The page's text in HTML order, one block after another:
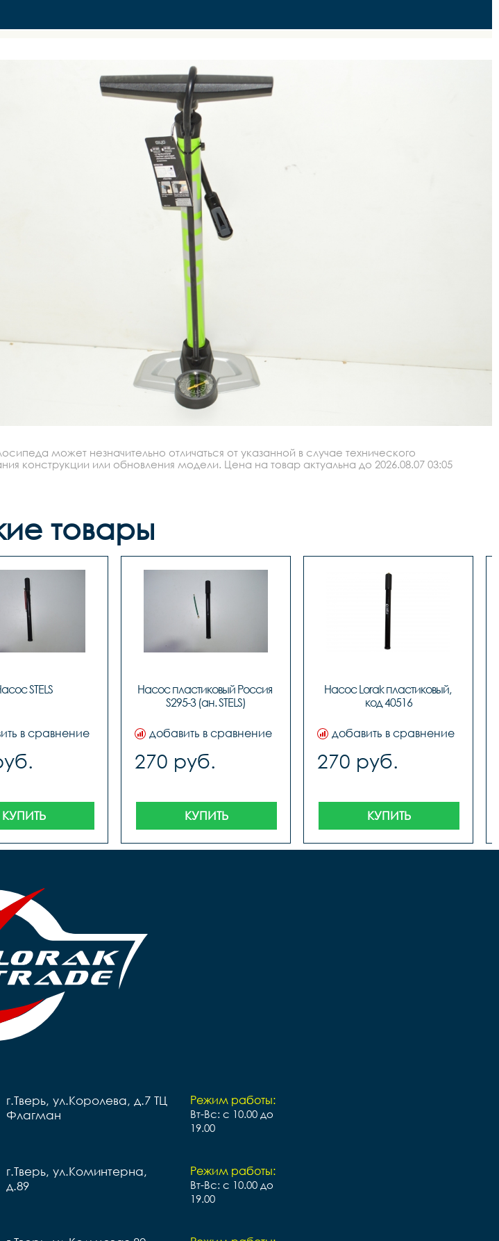
может незначительно отличаться от указанной в случае технического
конструкции или обновления модели. Цена на товар актуальна до 2026.08.07 03:05
товары
STELS
в сравнение
КУПИТЬ
Насос пластиковый Россия
S295-3 (ан. STELS)
добавить в сравнение
270 руб.
КУПИТЬ
Насос Lorak пластиковый,
код 40516
добавить в сравнение
270 руб.
КУПИТЬ
Режим работы:
Вт-Вс: с 10.00 до
19.00
г.Тверь, ул.Королева, д.7 ТЦ
Флагман
Режим работы:
Вт-Вс: с 10.00 до
19.00
г.Тверь, ул.Коминтерна,
д.89